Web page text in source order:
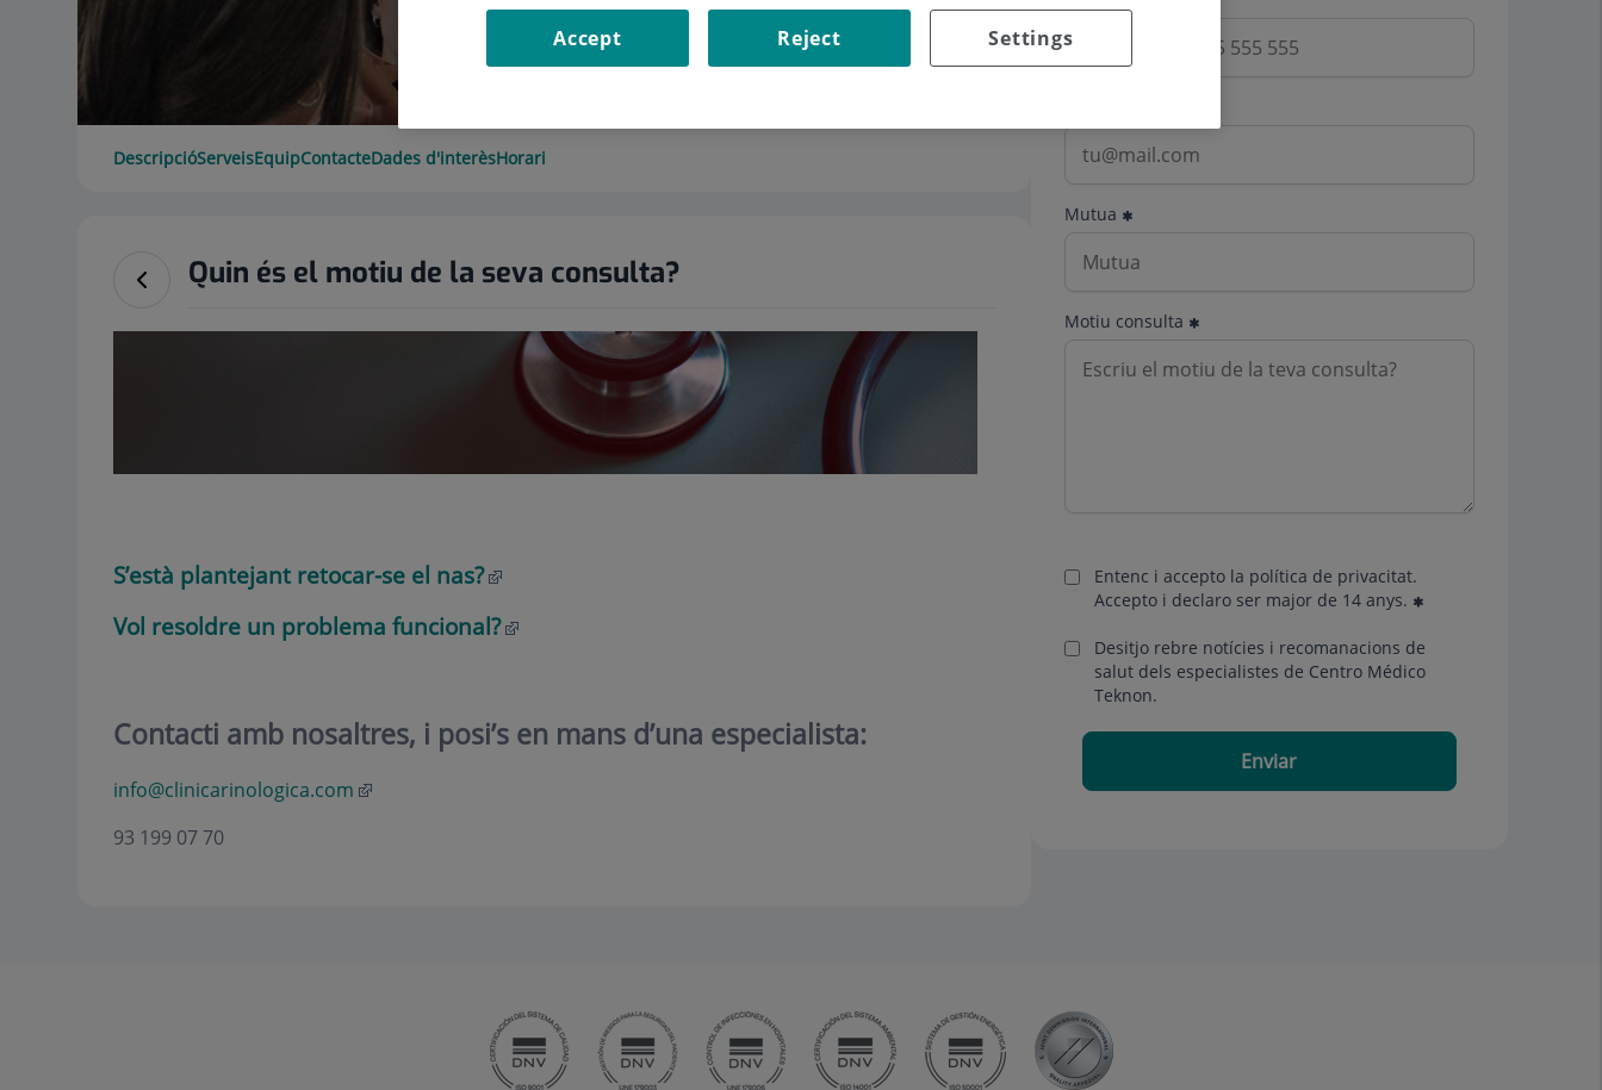
DescripcióServeisEquipContacteDades d'interèsHorari
Quin és el motiu de la seva consulta?
S’està plantejant retocar-se el nas?
Vol resoldre un problema funcional?
Contacti amb nosaltres, i posi’s en mans d’una especialista:
info@clinicarinologica.com
93 199 07 70
Mutua
Motiu consulta
Entenc i accepto la política de privacitat.
Accepto i declaro ser major de 14 anys.
Desitjo rebre notícies i recomanacions de
salut dels especialistes de Centro Médico
Teknon.
Enviar
Settings
Reject
Accept